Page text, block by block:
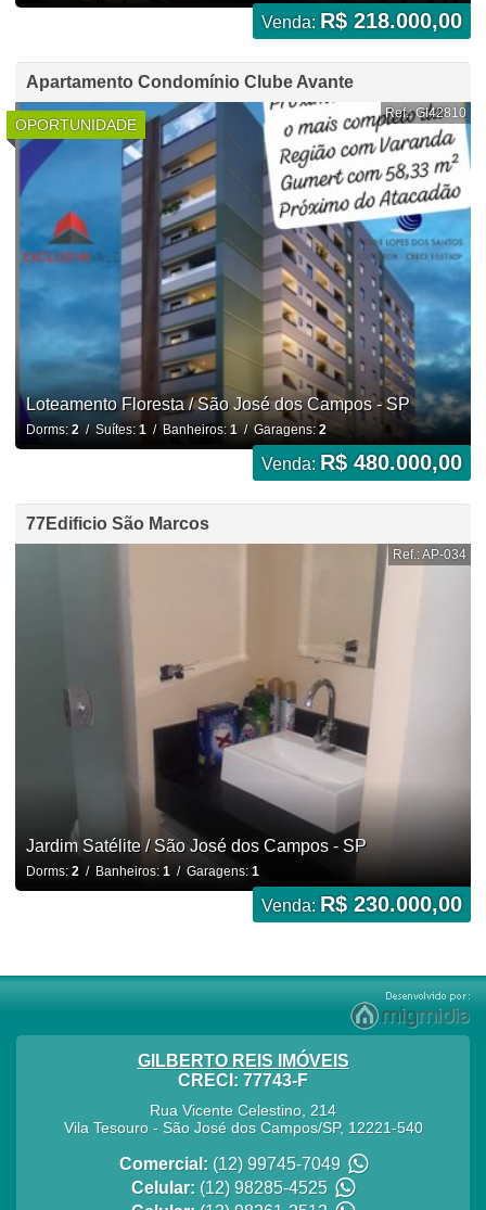
Venda: R$ 218.000,00
Apartamento Condomínio Clube Avante
OPORTUNIDADE
Ref.: GI42810
Loteamento Floresta / São José dos Campos - SP
Dorms: 2/ Suítes: 1/ Banheiros: 1/ Garagens: 2
Venda: R$ 480.000,00
77Edificio São Marcos
Ref.: AP-034
Jardim Satélite / São José dos Campos - SP
Dorms: 2/ Banheiros: 1 / Garagens: 1
Venda: R$ 230.000,00
GILBERTO REIS IMÓVEIS
CRECI: 77743-F
Rua Vicente Celestino, 214
Vila Tesouro- São José dos Campos/SP, 12221-540
Comercial: (12) 99745-7049
Celular: (12) 98285-4525